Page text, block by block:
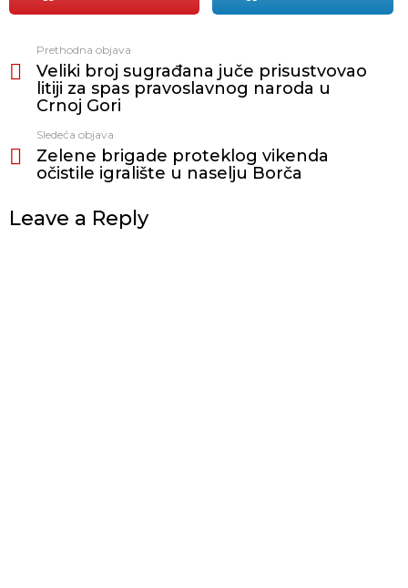
još
Prethodna objava
Veliki broj sugrađana juče prisustvovao
litiji za spas pravoslavnog naroda u
Crnoj Gori
Sledeća objava
Zelene brigade proteklog vikenda
očistile igralište u naselju Borča
Leave a Reply